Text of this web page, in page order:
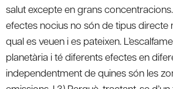
salut excepte en grans
efectes nocius no són de tipus directe
qual es veuen i es pateixen.
planetària i té diferents efectes en
independentment de quines són les